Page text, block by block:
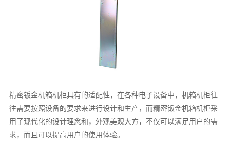
精密钣金机箱机柜具有的适配性，在各种电子设备中，机箱机柜往
往需要按照设备的要求来进行设计和生产，而精密钣金机箱机柜采
用了现代化的设计理念和，外观美观大方，不仅可以满足用户的需
求，而且可以提高用户的使用体验。